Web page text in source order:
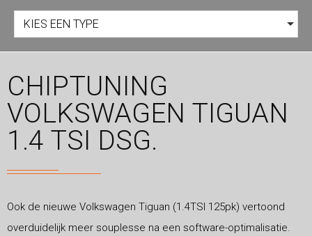
KIES EEN TYPE
CHIPTUNING
VOLKSWAGEN TIGUAN
1.4 TSI DSG.
Ook de nieuwe Volkswagen Tiguan (1.4TSI 125pk) vertoond
overduidelijk meer souplesse na een software-optimalisatie.